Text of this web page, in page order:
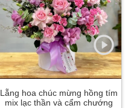
Lẵng hoa chúc mừng hồng tím
mix lạc thần và cẩm chướng